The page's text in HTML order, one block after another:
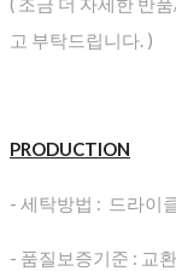
고 부탁드립니다. )
PRODUCTION
- 세탁방법 : 드라이
- 품질보증기준 : 교